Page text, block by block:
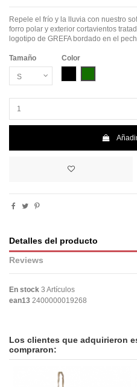
Repele el frío y la lluvia con nuestro
forro polar y exterior cortavientos
logotipo de GREFA bordado en el
Tamaño
Color
Detalles del producto
Reviews
En stock 3 Artículos
ean13 2400000019268
Los clientes que adquirieron
compraron: